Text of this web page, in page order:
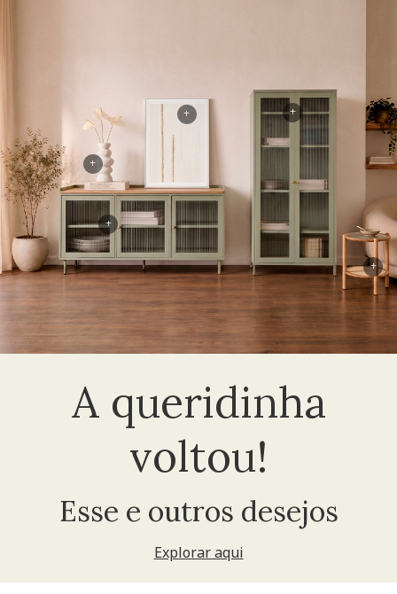
A queridinha
voltou!
Esse e outros desejos
Explorar aqui
+
+
+
+
+